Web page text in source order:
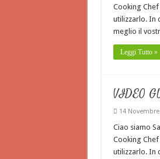
Cooking
utilizzarlo. In
meglio il
Leggi Tutto »
VIDEO
14 Novembre
Ciao siamo
Cooking
utilizzarlo. In